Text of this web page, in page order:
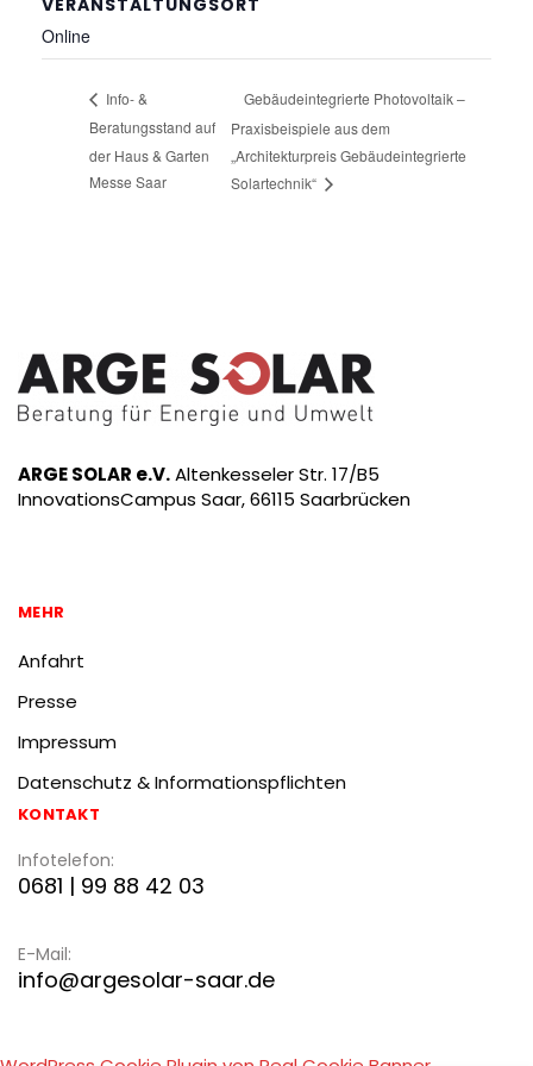
VERANSTALTUNGSORT
Online
Info- &
Beratungsstand auf
der Haus & Garten
Messe Saar
Gebäudeintegrierte Photovoltaik –
Praxisbeispiele aus dem
„Architekturpreis Gebäudeintegrierte
Solartechnik“
ARGE SOLAR e.V.Altenkesseler Str. 17/B5
InnovationsCampus Saar, 66115 Saarbrücken
MEHR
Anfahrt
Presse
Impressum
Datenschutz & Informationspflichten
KONTAKT
Infotelefon:
0681 | 99 88 42 03
E-Mail:
info@argesolar-saar.de